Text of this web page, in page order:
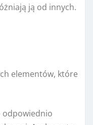
ją od innych.
elementów, które
odpowiednio